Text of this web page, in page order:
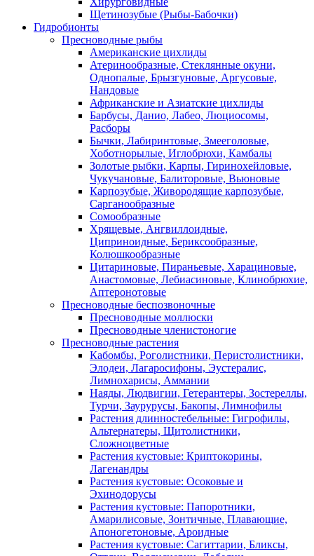
Щетинозубые (Рыбы-Бабочки)
Гидробионты
Пресноводные рыбы
Американские цихлиды
Атеринообразные, Стеклянные окуни,
Однопалые, Брызгуновые, Аргусовые,
Нандовые
Африканские и Азиатские цихлиды
Барбусы, Данио, Лабео, Люциосомы,
Расборы
Бычки, Лабиринтовые, Змееголовые,
Хоботнорылые, Иглобрюхи, Камбалы
Золотые рыбки, Карпы, Гиринохейловые,
Чукучановые, Балиторовые, Вьюновые
Карпозубые, Живородящие карпозубые,
Сарганообразные
Сомообразные
Хрящевые, Ангвиллоидные,
Циприноидные, Бериксообразные,
Колюшкообразные
Цитариновые, Пираньевые, Харациновые,
Анастомовые, Лебиасиновые, Клинобрюхие,
Аптеронотовые
Пресноводные беспозвоночные
Пресноводные моллюски
Пресноводные членистоногие
Пресноводные растения
Кабомбы, Роголистники, Перистолистники,
Элодеи, Лагаросифоны, Эустералис,
Лимнохарисы, Аммании
Наяды, Людвигии, Гетерантеры, Зостереллы,
Турчи, Заурурусы, Бакопы, Лимнофилы
Растения длинностебельные: Гигрофилы,
Альтернатеры, Щитолистники,
Сложноцветные
Растения кустовые: Криптокорины,
Лагенандры
Растения кустовые: Осоковые и
Эхинодорусы
Растения кустовые: Папоротники,
Амарилисовые, Зонтичные, Плавающие,
Апоногетоновые, Ароидные
Растения кустовые: Сагиттарии, Бликсы,